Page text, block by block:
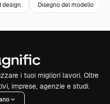
design Disegno del modello
i tuoi migliori lavori. Oltre
imprese, agenzie e studi.